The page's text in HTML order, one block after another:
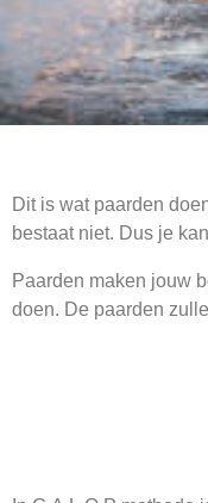
Dit is wat paarden
bestaat niet. Dus je
Paarden maken jouw
doen. De paarden